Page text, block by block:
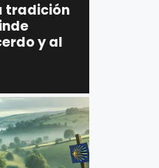
tradición
y al